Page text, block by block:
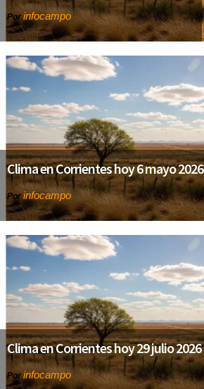
Porinfocampo
Clima en Corrientes hoy 6 mayo 2026
Porinfocampo
Clima en Corrientes hoy 29 julio 2026
Porinfocampo